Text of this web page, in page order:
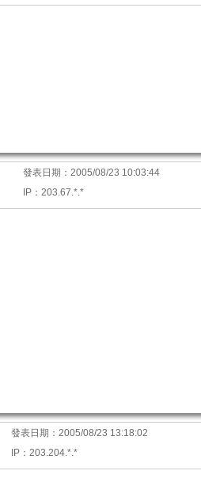
發表日期： 2005/08/23 10:03:44
IP ： 203.67.*.*
發表日期： 2005/08/23 13:18:02
IP ： 203.204.*.*